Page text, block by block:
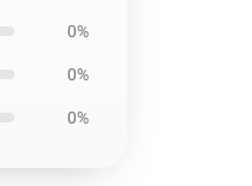
0%
0%
0%